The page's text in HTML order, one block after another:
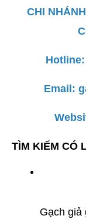
CHI
Hotline:
Email:
TÌM KIẾM CÓ
Gạch giả